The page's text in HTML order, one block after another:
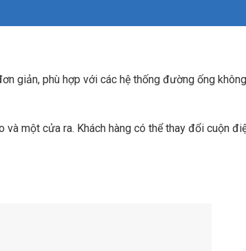
giản, phù hợp với các hệ thống đường ống
một cửa ra. Khách hàng có thể thay đổi cuộn